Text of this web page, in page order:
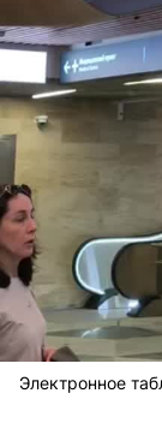
Электронное